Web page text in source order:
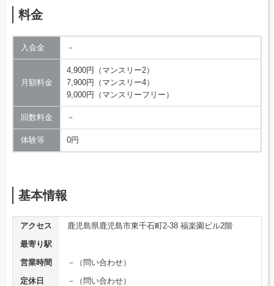
料金
入会金 －
月額料金
4,900円（マンスリー2）
7,900円（マンスリー4）
9,000円（マンスリーフリー）
回数料金 －
体験等 0円
基本情報
アクセス
鹿児島県鹿児島市東千石町2-38 福楽園ビル2階
最寄り駅
営業時間
－（問い合わせ）
定休日
－（問い合わせ）